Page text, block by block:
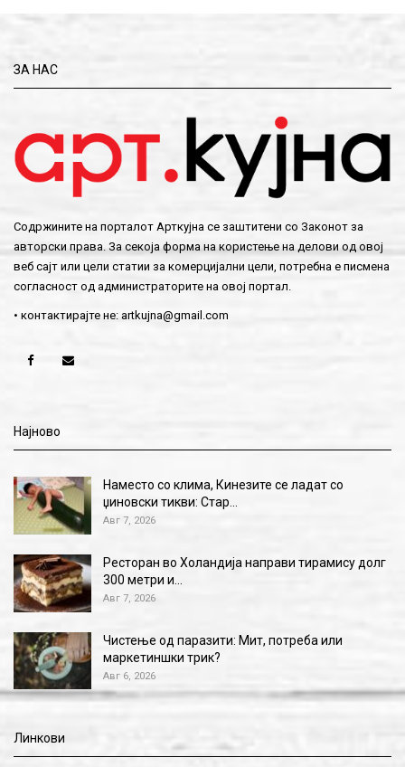
ЗА НАС
Содржините на порталот Арткујна се заштитени со Законот за
авторски права. За секоја форма на користење на делови од овој
веб сајт или цели статии за комерцијални цели, потребна е писмена
согласност од администраторите на овој портал.
• контактирајте не: artkujna@gmail.com
Најново
Наместо со клима, Кинезите се ладат со
џиновски тикви: Стар…
Авг 7, 2026
Ресторан во Холандија направи тирамису долг
300 метри и…
Авг 7, 2026
Чистење од паразити: Мит, потреба или
маркетиншки трик?
Авг 6, 2026
Линкови